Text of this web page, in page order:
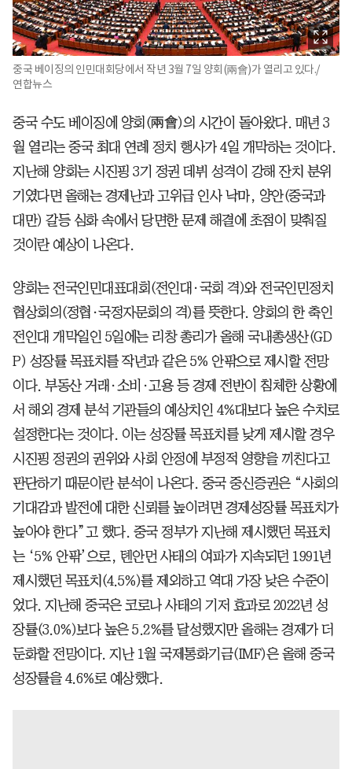
중국 베이징의 인민대회당에서 작년 3월 7일 양회(兩會)가 열리고 있다./
연합뉴스
중국 수도 베이징에 양회(兩會)의 시간이 돌아왔다. 매년 3
월 열리는 중국 최대 연례 정치 행사가 4일 개막하는 것이다.
지난해 양회는 시진핑 3기 정권 데뷔 성격이 강해 잔치 분위
기였다면 올해는 경제난과 고위급 인사 낙마, 양안(중국과
대만) 갈등 심화 속에서 당면한 문제 해결에 초점이 맞춰질
것이란 예상이 나온다.
양회는 전국인민대표대회(전인대·국회 격)와 전국인민정치
협상회의(정협·국정자문회의 격)를 뜻한다. 양회의 한 축인
전인대 개막일인 5일에는 리창 총리가 올해 국내총생산(GD
P) 성장률 목표치를 작년과 같은 5% 안팎으로 제시할 전망
이다. 부동산 거래·소비·고용 등 경제 전반이 침체한 상황에
서 해외 경제 분석 기관들의 예상치인 4%대보다 높은 수치로
설정한다는 것이다. 이는 성장률 목표치를 낮게 제시할 경우
시진핑 정권의 권위와 사회 안정에 부정적 영향을 끼친다고
판단하기 때문이란 분석이 나온다. 중국 중신증권은 “사회의
기대감과 발전에 대한 신뢰를 높이려면 경제성장률 목표치가
높아야 한다”고 했다. 중국 정부가 지난해 제시했던 목표치
는 ‘5% 안팎’으로, 톈안먼 사태의 여파가 지속되던 1991년
제시했던 목표치(4.5%)를 제외하고 역대 가장 낮은 수준이
었다. 지난해 중국은 코로나 사태의 기저 효과로 2022년 성
장률(3.0%)보다 높은 5.2%를 달성했지만 올해는 경제가 더
둔화할 전망이다. 지난 1월 국제통화기금(IMF)은 올해 중국
성장률을 4.6%로 예상했다.